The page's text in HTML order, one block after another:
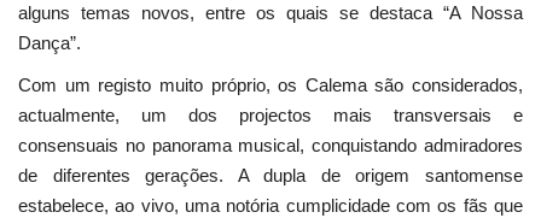
alguns temas novos, entre os quais se destaca “A Nossa
Dança”.
Com um registo muito próprio, os Calema são considerados,
actualmente, um dos projectos mais transversais e
consensuais no panorama musical, conquistando admiradores
de diferentes gerações. A dupla de origem santomense
estabelece, ao vivo, uma notória cumplicidade com os fãs que